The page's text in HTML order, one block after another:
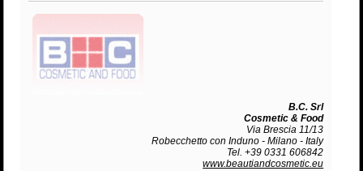
B.C. Srl
Cosmetic & Food
Via Brescia 11/13
Robecchetto con Induno - Milano - Italy
Tel. +39 0331 606842
www.beautiandcosmetic.eu